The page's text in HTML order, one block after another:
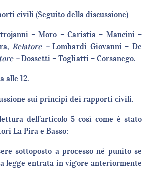
civili (Seguito della discussione)
– Moro – Caristia – Mancini –
Relatore –Lombardi Giovanni – De
–Dossetti – Togliatti – Corsanego.
alle 12.
sui principî dei rapporti civili.
dell’articolo 5 così come è stato
La Pira e Basso:
sottoposto a processo né punito se
legge entrata in vigore anteriormente